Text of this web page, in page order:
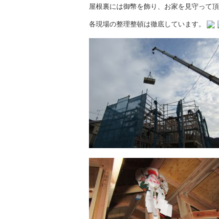
屋根裏には御幣を飾り、お家を見守って
各現場の整理整頓は徹底しています。